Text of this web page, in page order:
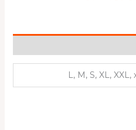
L, M, S, XL, XXL,